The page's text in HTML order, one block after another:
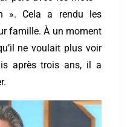
». Cela a rendu les
famille. À un moment
ne voulait plus voir
après trois ans, il a